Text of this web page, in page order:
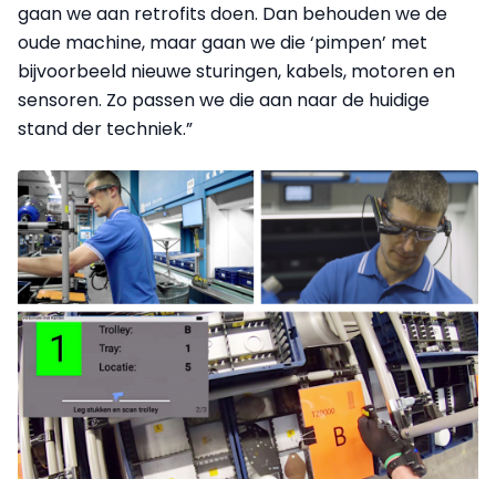
gaan we aan retrofits doen. Dan behouden we de
oude machine, maar gaan we die ‘pimpen’ met
bijvoorbeeld nieuwe sturingen, kabels, motoren en
sensoren. Zo passen we die aan naar de huidige
stand der techniek.”